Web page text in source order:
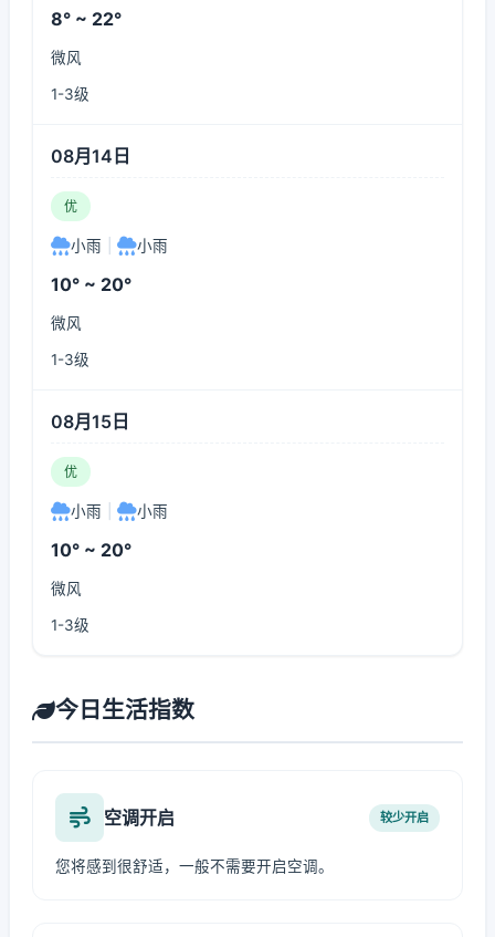
8° ~ 22°
微风
1-3级
08月14日
优
小雨 小雨
10° ~ 20°
微风
1-3级
08月15日
优
小雨 小雨
10° ~ 20°
微风
1-3级
今日生活指数
空调开启 较少开启
您将感到很舒适，一般不需要开启空调。